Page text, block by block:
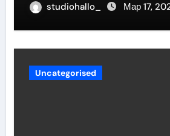
studiohallo_ Мар 17,
Uncategorised